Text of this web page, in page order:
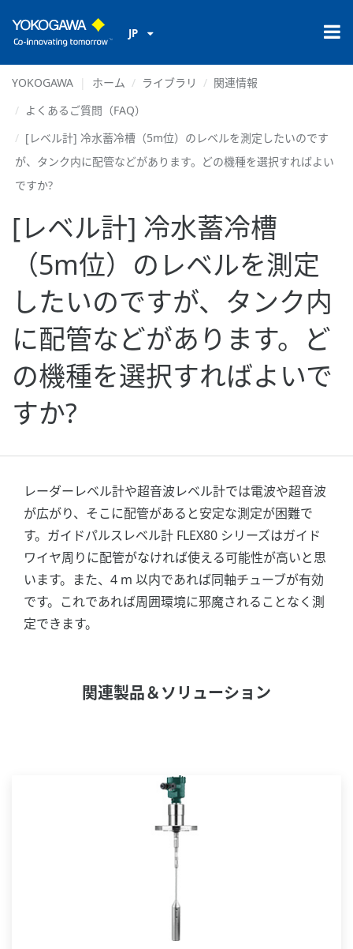
JP
YOKOGAWA ホーム ライブラリ
関連情報
よくあるご質問（FAQ）
[レベル計] 冷水蓄冷槽（5m位）のレベルを測定したいのです
が、タンク内に配管などがあります。どの機種を選択すればよい
ですか?
[レベル計] 冷水蓄冷槽
（5m位）のレベルを測定
したいのですが、タンク内
に配管などがあります。ど
の機種を選択すればよいで
すか?
レーダーレベル計や超音波レベル計では電波や超音波
が広がり、そこに配管があると安定な測定が困難で
す。ガイドパルスレベル計 FLEX80 シリーズはガイド
ワイヤ周りに配管がなければ使える可能性が高いと思
います。また、4 m 以内であれば同軸チューブが有効
です。これであれば周囲環境に邪魔されることなく測
定できます。
関連製品＆ソリューション